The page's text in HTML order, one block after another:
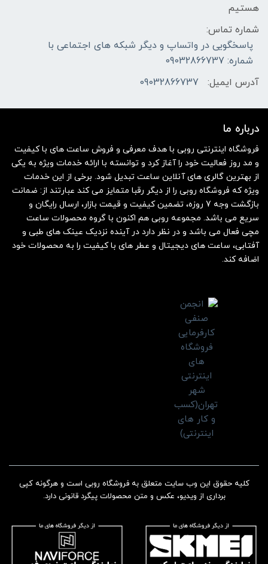
هستیم
شماره تماس:
پاسخگویی در واتساپ و دیگر شبکه های اجتماعی با
شماره: 09032866737
آدرس ایمیل:
09032866737
درباره ما
فروشگاه اینترنتی روبی با هدف معرفی و فروش ساعت های با کیفیت
و مد روز فعالیت خود را آغاز کرد و توانسته با ارائه خدمات ویژه به یکی
از بهترین گالری های آنلاین ساعت تبدیل شود. برخی از این خدمات
ویژه که فروشگاه روبی را از دیگر رقبا متمایز می کند عبارتند از: ضمانت
بازگشت وجه 7 روزه، تضمین کیفیت و قیمت بازار، ارسال رایگان و
سریع می باشد. مجموعه روبی هم اکنون با گروه محصولات ساعت
مچی فعال می باشد و در نظر دارد در آینده نزدیک عینک های طبی و
آفتابی، ساعت های دیجیتال و عطر های با کیفیت را به محصولات خود
اضافه کند.
کلیه حقوق این وب سایت متعلق به فروشگاه روبی است و هرگونه کپی
برداری از ویدیو، عکس و متن محصولات پیگرد قانونی دارد.